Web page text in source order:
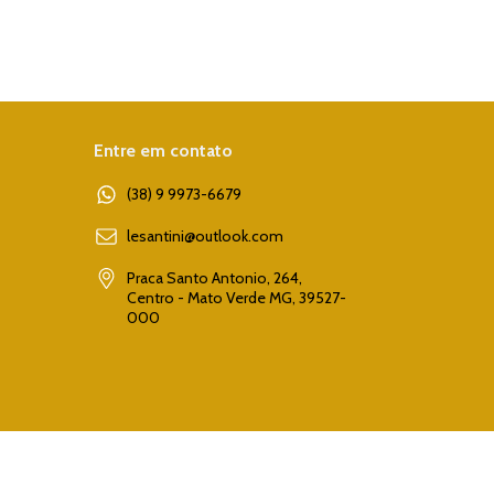
Entre em contato
(38) 9 9973-6679
lesantini@outlook.com
Praca Santo Antonio, 264,
Centro - Mato Verde MG, 39527-
000